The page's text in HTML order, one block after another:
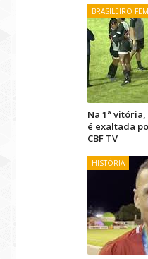
BRASILEIRO
Na 1ª
é exaltada
CBF TV
HISTÓRIA